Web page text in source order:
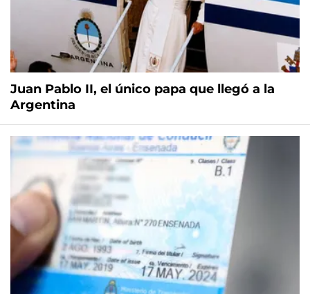
Juan Pablo II, el único papa que llegó a la
Argentina